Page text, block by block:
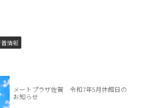
情報
メートプラザ佐賀 令和7年5月休館日の
お知らせ